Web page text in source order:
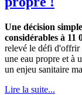
Une décision
considérables à 11
relevé le défi d'offrir
une eau propre et à
un enjeu sanitaire
Lire la suite...